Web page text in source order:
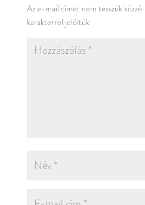
Az e-mail címet nem tesszük közzé.
karakterrel jelöltük